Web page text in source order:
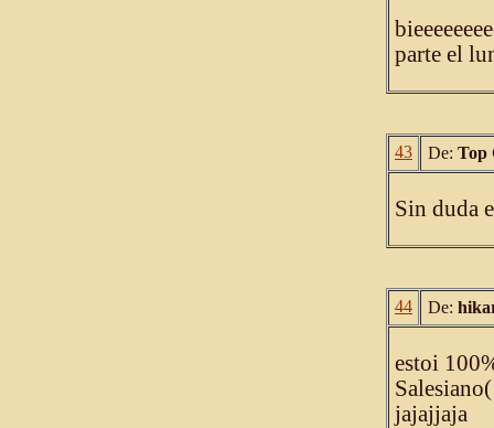
parte el
43 De: Top
Sin duda
44 De:
estoi
jajajjaja